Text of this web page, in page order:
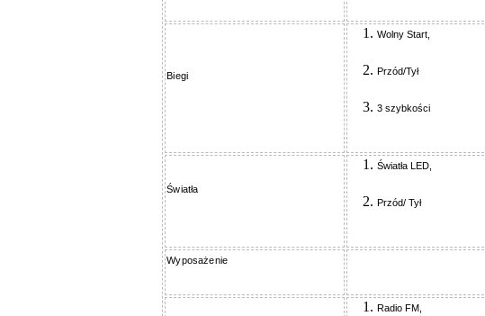
Biegi
Wolny Start,
Przód/Tył
3 szybkości
Światła
Światła LED,
Przód/ Tył
Wyposażenie
Radio FM,